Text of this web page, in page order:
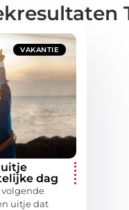
VAKANTIE
dag
volgende
uitje dat